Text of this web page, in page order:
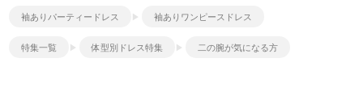
袖ありパーティードレス 袖ありワンピースドレス
特集一覧 体型別ドレス特集 二の腕が気になる方